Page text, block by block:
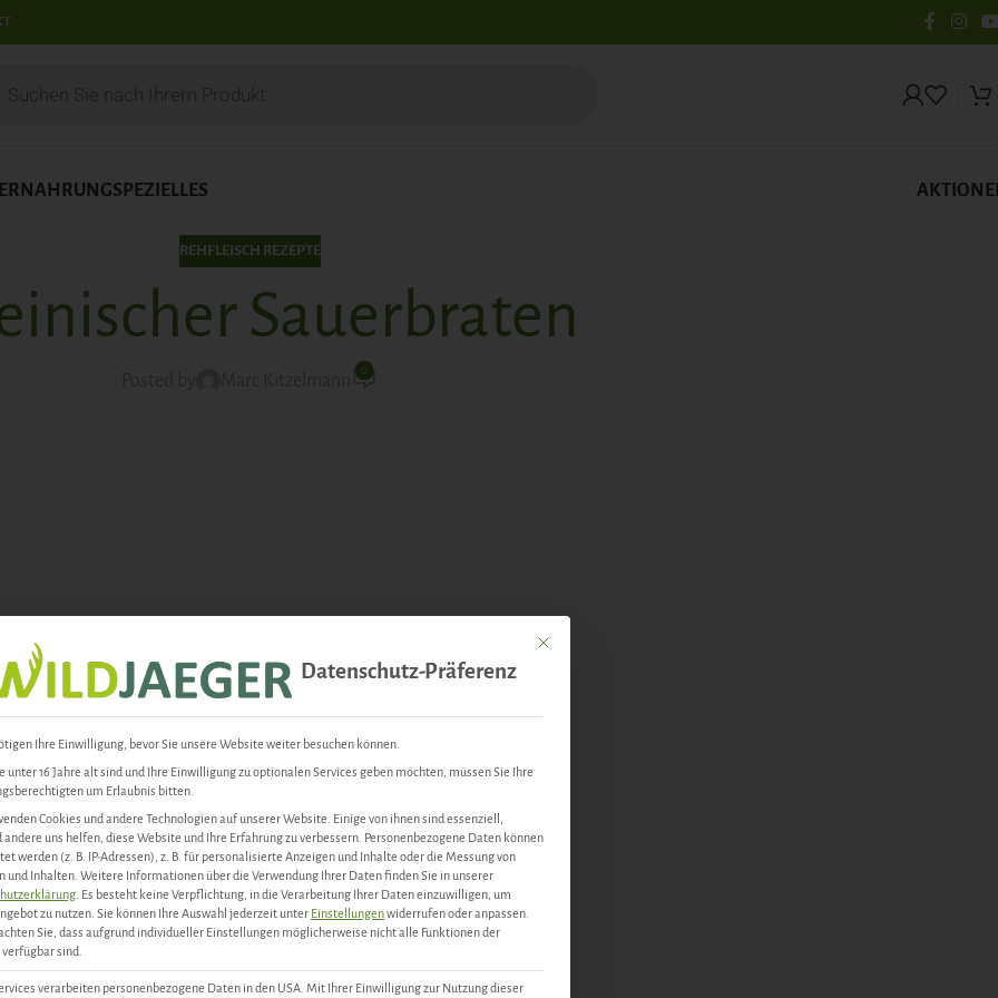
SPEZIELLES
REHFLEISCH REZEPTE
Sauerbraten
0
Mit diesem Button wird der Dialog geschlossen. Seine Funktionalität ist identisch mit
Datenschutz-Präferenz
Ihre Einwilligung, bevor Sie unsere Website weiter besuchen können.
unter 16 Jahre alt sind und Ihre Einwilligung zu optionalen Services geben möchten, müssen Sie Ihre
um Erlaubnis bitten.
Cookies und andere Technologien auf unserer Website. Einige von ihnen sind essenziell,
andere uns helfen, diese Website und Ihre Erfahrung zu verbessern. Personenbezogene Daten können
werden (z. B. IP-Adressen), z. B. für personalisierte Anzeigen und Inhalte oder die Messung von
und Inhalten. Weitere Informationen über die Verwendung Ihrer Daten finden Sie in unserer
Es besteht keine Verpflichtung, in die Verarbeitung Ihrer Daten einzuwilligen, um
zu nutzen. Sie können Ihre Auswahl jederzeit unter Einstellungenwiderrufen oder anpassen.
Sie, dass aufgrund individueller Einstellungen möglicherweise nicht alle Funktionen der
sind.
verarbeiten personenbezogene Daten in den USA. Mit Ihrer Einwilligung zur Nutzung dieser